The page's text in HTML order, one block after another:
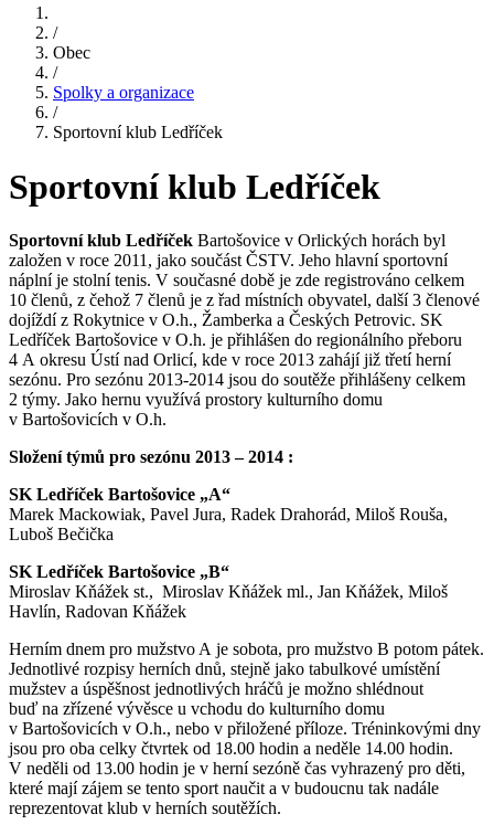
/
Obec
/
Spolky a organizace
/
Sportovní klub Ledříček
Sportovní klub Ledříček
Sportovní klub Ledříček Bartošovice v Orlických horách byl
založen v roce 2011, jako součást ČSTV. Jeho hlavní sportovní
náplní je stolní tenis. V současné době je zde registrováno celkem
10 členů, z čehož 7 členů je z řad místních obyvatel, další 3 členové
dojíždí z Rokytnice v O.h., Žamberka a Českých Petrovic. SK
Ledříček Bartošovice v O.h. je přihlášen do regionálního přeboru
4 A okresu Ústí nad Orlicí, kde v roce 2013 zahájí již třetí herní
sezónu. Pro sezónu 2013-2014 jsou do soutěže přihlášeny celkem
2 týmy. Jako hernu využívá prostory kulturního domu
v Bartošovicích v O.h.
Složení týmů pro sezónu 2013 – 2014 :
SK Ledříček Bartošovice „A“
Marek Mackowiak, Pavel Jura, Radek Drahorád, Miloš Rouša,
Luboš Bečička
SK Ledříček Bartošovice „B“
Miroslav Kňážek st., Miroslav Kňážek ml., Jan Kňážek, Miloš
Havlín, Radovan Kňážek
Herním dnem pro mužstvo A je sobota, pro mužstvo B potom pátek.
Jednotlivé rozpisy herních dnů, stejně jako tabulkové umístění
mužstev a úspěšnost jednotlivých hráčů je možno shlédnout
buď na zřízené vývěsce u vchodu do kulturního domu
v Bartošovicích v O.h., nebo v přiložené příloze. Tréninkovými dny
jsou pro oba celky čtvrtek od 18.00 hodin a neděle 14.00 hodin.
V neděli od 13.00 hodin je v herní sezóně čas vyhrazený pro děti,
které mají zájem se tento sport naučit a v budoucnu tak nadále
reprezentovat klub v herních soutěžích.